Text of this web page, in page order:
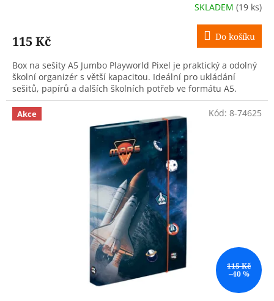
SKLADEM (19 ks)
115 Kč Do košíku
Box na sešity A5 Jumbo Playworld Pixel je praktický a odolný
školní organizér s větší kapacitou. Ideální pro ukládání
sešitů, papírů a dalších školních potřeb ve formátu A5.
Akce
115 Kč
–40 %
Kód: 8-74625